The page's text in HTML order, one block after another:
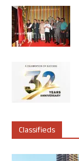
Classifieds